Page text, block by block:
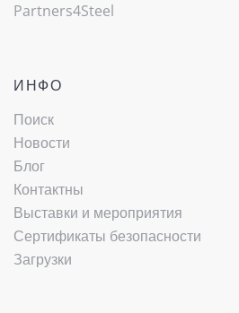
Partners4Steel
ИНФО
Поиск
Новости
Блог
Контактны
Выставки и мероприятия
Сертификаты безопасности
Загрузки